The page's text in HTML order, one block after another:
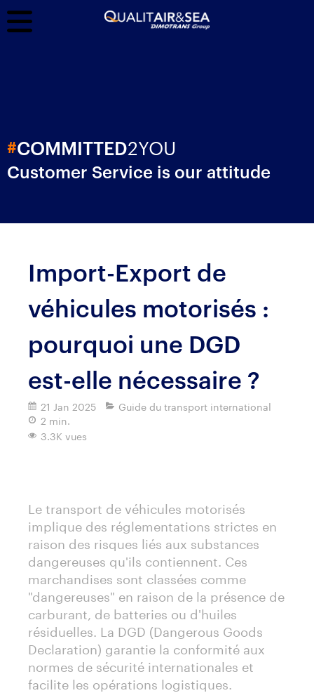
#COMMITTED2YOU
Customer Service is our attitude
Import-Export de
véhicules motorisés :
pourquoi une DGD
est-elle nécessaire ?
21 Jan 2025
Guide du transport international
2 min.
3.3K vues
Le transport de véhicules motorisés
implique des réglementations strictes en
raison des risques liés aux substances
dangereuses qu'ils contiennent. Ces
marchandises sont classées comme
"dangereuses" en raison de la présence de
carburant, de batteries ou d'huiles
résiduelles. La DGD (Dangerous Goods
Declaration) garantie la conformité aux
normes de sécurité internationales et
facilite les opérations logistiques.